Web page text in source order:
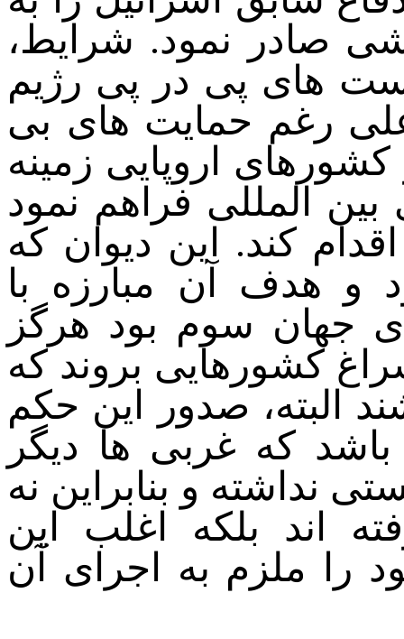
صادر نمود. شرایط،
های پی در پی رژیم
رغم حمایت های بی
اروپایی زمینه
بین المللی فراهم نمود
کند. این دیوان که
و هدف آن مبارزه با
جهان سوم بود هرگز
کشورهایی بروند که
البته، صدور این حکم
باشد که غربی ها دیگر
نداشته و بنابراین نه
اند بلکه اغلب این
را ملزم به اجرای آن